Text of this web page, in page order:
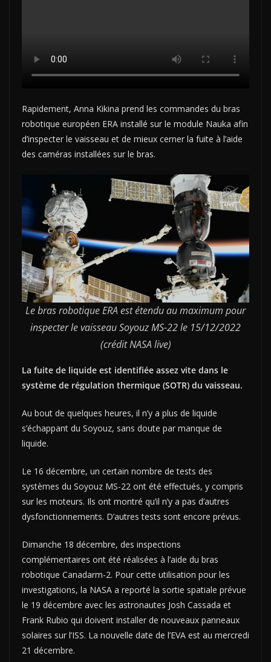
Rapidement, Anna Kikina prend les commandes du bras
robotique européen ERA installé sur le module Nauka afin
d’inspecter le vaisseau et de mieux cerner la fuite à l’aide
des caméras installées sur le bras.
Le bras robotique ERA est étendu au maximum pour
inspecter le vaisseau Soyouz MS-22 le 15/12/2022
(crédit NASA live)
La fuite de liquide est identifiée assez vite dans le
système de régulation thermique (SOTR) du vaisseau.
Au bout de quelques heures, il n’y a plus de liquide
s’échappant du Soyouz, sans doute par manque de
liquide.
Le 16 décembre, un certain nombre de tests des
systèmes du Soyouz MS-22 ont été effectués, y compris
sur les moteurs. Ils ont montré qu’il n’y a pas d’autres
dysfonctionnements. D’autres tests sont encore prévus.
Dimanche 18 décembre, des inspections
complémentaires ont été réalisées à l’aide du bras
robotique Canadarm-2. Pour cette utilisation pour les
investigations, la NASA a reporté la sortie spatiale prévue
le 19 décembre avec les astronautes Josh Cassada et
Frank Rubio qui doivent installer de nouveaux panneaux
solaires sur l’ISS. La nouvelle date de l’EVA est au mercredi
21 décembre.